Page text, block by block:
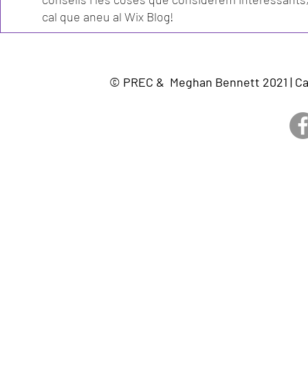
cal que aneu al Wix Blog!
© PREC & Meghan Bennett 2021 |